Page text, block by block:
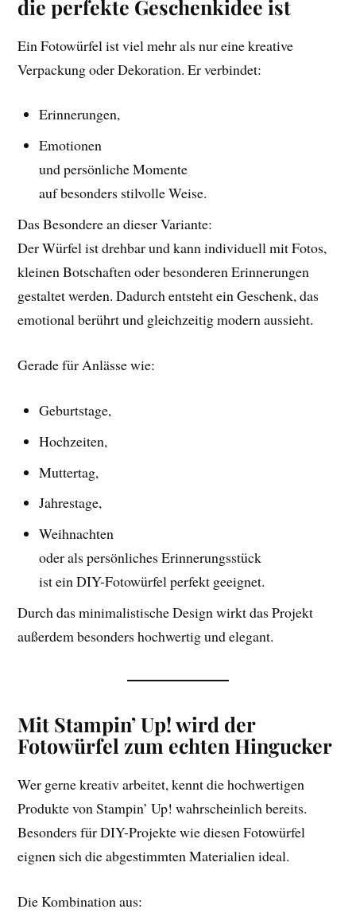
die perfekte Geschenkidee ist
Ein Fotowürfel ist viel mehr als nur eine kreative
Verpackung oder Dekoration. Er verbindet:
Erinnerungen,
Emotionen
und persönliche Momente
auf besonders stilvolle Weise.
Das Besondere an dieser Variante:
Der Würfel ist drehbar und kann individuell mit Fotos,
kleinen Botschaften oder besonderen Erinnerungen
gestaltet werden. Dadurch entsteht ein Geschenk, das
emotional berührt und gleichzeitig modern aussieht.
Gerade für Anlässe wie:
Geburtstage,
Hochzeiten,
Muttertag,
Jahrestage,
Weihnachten
oder als persönliches Erinnerungsstück
ist ein DIY-Fotowürfel perfekt geeignet.
Durch das minimalistische Design wirkt das Projekt
außerdem besonders hochwertig und elegant.
Mit Stampin’ Up! wird der
Fotowürfel zum echten Hingucker
Wer gerne kreativ arbeitet, kennt die hochwertigen
Produkte von Stampin’ Up! wahrscheinlich bereits.
Besonders für DIY-Projekte wie diesen Fotowürfel
eignen sich die abgestimmten Materialien ideal.
Die Kombination aus: